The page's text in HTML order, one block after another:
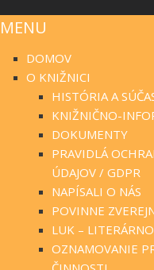
MENU
DOMOV
O KNIŽNICI
HISTÓRIA A
KNIŽNIČNO-
DOKUMENTY
PRAVIDLÁ
ÚDAJOV / GDPR
NAPÍSALI O NÁS
POVINNE
LUK –
OZNAMOVANIE